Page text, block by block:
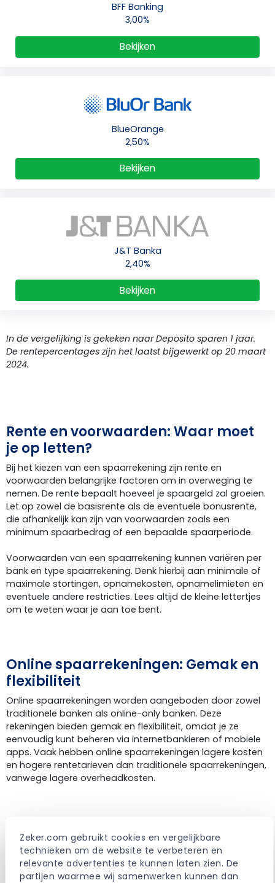
Zeker.com gebruikt cookies en vergelijkbare
technieken om de website te verbeteren en
relevante advertenties te kunnen laten zien. De
partijen waarmee wij samenwerken kunnen dan
BFF Banking
3,00%
Bekijken
BlueOrange
2,50%
Bekijken
J&T Banka
2,40%
Bekijken
In de vergelijking is gekeken naar Deposito sparen 1 jaar.
De rentepercentages zijn het laatst bijgewerkt op 20 maart
2024.
Rente en voorwaarden: Waar moet
je op letten?
Bij het kiezen van een spaarrekening zijn rente en
voorwaarden belangrijke factoren om in overweging te
nemen. De rente bepaalt hoeveel je spaargeld zal groeien.
Let op zowel de basisrente als de eventuele bonusrente,
die afhankelijk kan zijn van voorwaarden zoals een
minimum spaarbedrag of een bepaalde spaarperiode.
Voorwaarden van een spaarrekening kunnen variëren per
bank en type spaarrekening. Denk hierbij aan minimale of
maximale stortingen, opnamekosten, opnamelimieten en
eventuele andere restricties. Lees altijd de kleine lettertjes
om te weten waar je aan toe bent.
Online spaarrekeningen: Gemak en
flexibiliteit
Online spaarrekeningen worden aangeboden door zowel
traditionele banken als online-only banken. Deze
rekeningen bieden gemak en flexibiliteit, omdat je ze
eenvoudig kunt beheren via internetbankieren of mobiele
apps. Vaak hebben online spaarrekeningen lagere kosten
en hogere rentetarieven dan traditionele spaarrekeningen,
vanwege lagere overheadkosten.
Duurzaam sparen: Maatschappelijk
verantwoord geld beheren
Duurzaam sparen is een manier om je geld op een